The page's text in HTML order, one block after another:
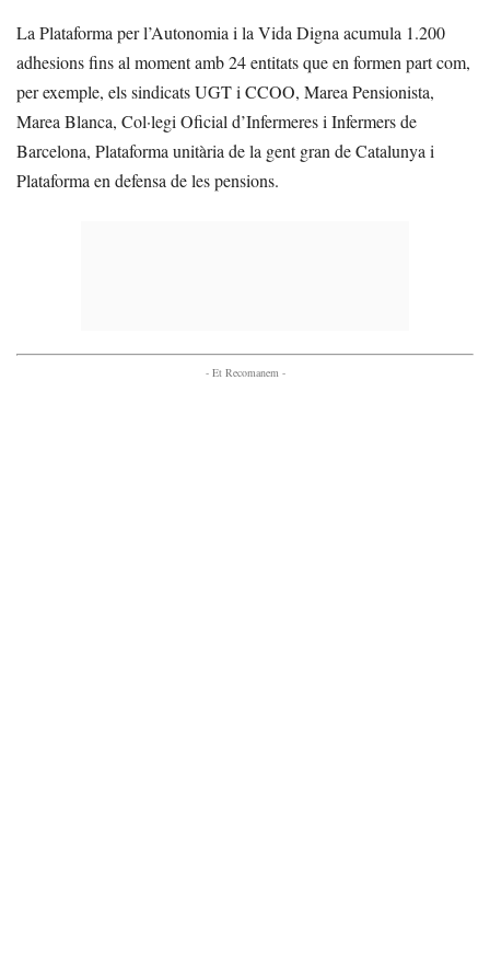
La Plataforma per l’Autonomia i la Vida Digna acumula 1.200
adhesions fins al moment amb 24 entitats que en formen part com,
per exemple, els sindicats UGT i CCOO, Marea Pensionista,
Marea Blanca, Col·legi Oficial d’Infermeres i Infermers de
Barcelona, Plataforma unitària de la gent gran de Catalunya i
Plataforma en defensa de les pensions.
- Et Recomanem -